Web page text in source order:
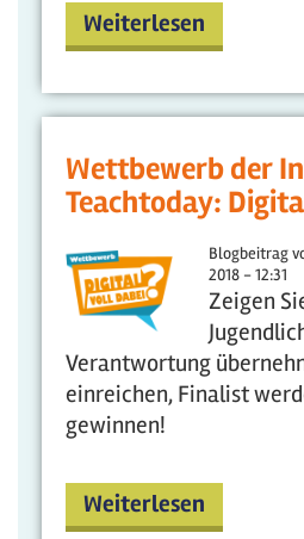
Weiterlesen
Wettbewerb der
Teachtoday:
Blogbeitrag
2018 - 12:31
Zeigen
Verantwortung
einreichen, Finalist
gewinnen!
Weiterlesen